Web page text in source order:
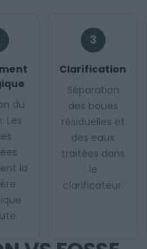
du
Les
la
3
Clarification
Séparation
des boues
résiduelles et
des eaux
traitées dans
le
clarificateur.